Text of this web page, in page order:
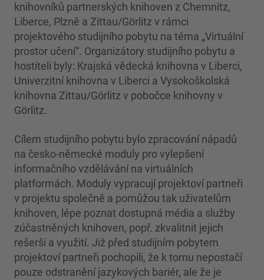
knihovníků partnerských knihoven z Chemnitz,
Liberce, Plzně a Zittau/Görlitz v rámci
projektového studijního pobytu na téma „Virtuální
prostor učení“. Organizátory studijního pobytu a
hostiteli byly: Krajská vědecká knihovna v Liberci,
Univerzitní knihovna v Liberci a Vysokoškolská
knihovna Zittau/Görlitz v pobočce knihovny v
Görlitz.
Cílem studijního pobytu bylo zpracování nápadů
na česko-německé moduly pro vylepšení
informačního vzdělávání na virtuálních
platformách. Moduly vypracují projektoví partneři
v projektu společně a pomůžou tak uživatelům
knihoven, lépe poznat dostupná média a služby
zúčastněných knihoven, popř. zkvalitnit jejich
rešerši a využití. Již před studijním pobytem
projektoví partneři pochopili, že k tomu nepostačí
pouze odstranění jazykových bariér, ale že je